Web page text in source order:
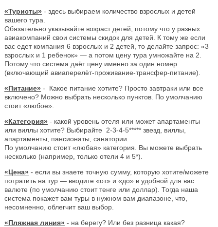
«Туристы» - здесь выбираем количество взрослых и детей
вашего тура.
Обязательно указывайте возраст детей, потому что у разных
авиакомпаний свои системы скидок для детей. К тому же если
вас едет компания 6 взрослых и 2 детей, то делайте запрос: «3
взрослых и 1 ребенок» — а потом цену тура умножайте на 2.
Потому что система даёт цену именно за один номер
(включающий авиаперелёт-проживание-трансфер-питание).
«Питание» - Какое питание хотите? Просто завтраки или все
включено? Можно выбрать несколько пунктов. По умолчанию
стоит «любое».
«Категория» - какой уровень отеля или может апартаменты
или виллы хотите? Выбирайте 2-3-4-5***** звезд, виллы,
апартаменты, пансионаты, санатории.
По умолчанию стоит «любая» категория. Вы можете выбрать
несколько (например, только отели 4 и 5*).
«Цена» - если вы знаете точную сумму, которую хотите/можете
потратить на тур — вводите «от» и «до» в удобной для вас
валюте (по умолчанию стоит тенге или доллар). Тогда наша
система покажет вам туры в нужном вам диапазоне, что,
несомненно, облегчит ваш выбор.
«Пляжная линия» - на берегу? Или без разница какая?